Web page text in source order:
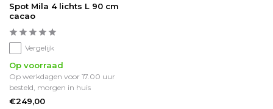
Spot Mila 4 lichts L 90 cm
cacao
Vergelijk
Op voorraad
Op werkdagen voor 17.00 uur
besteld, morgen in huis
€249,00